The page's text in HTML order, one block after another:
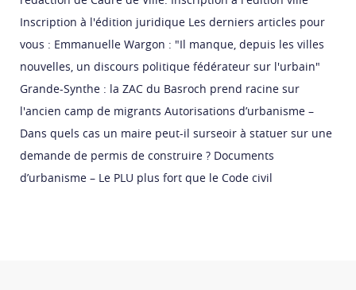
Inscription à l'édition juridique Les derniers articles pour
vous : Emmanuelle Wargon : "Il manque, depuis les villes
nouvelles, un discours politique fédérateur sur l'urbain"
Grande-Synthe : la ZAC du Basroch prend racine sur
l'ancien camp de migrants Autorisations d’urbanisme –
Dans quels cas un maire peut-il surseoir à statuer sur une
demande de permis de construire ? Documents
d’urbanisme – Le PLU plus fort que le Code civil